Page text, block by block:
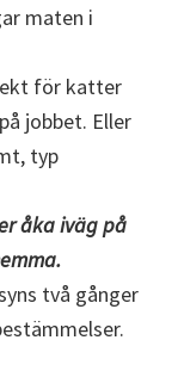
maten i
för katter
jobbet. Eller
typ
åka iväg på
två gånger